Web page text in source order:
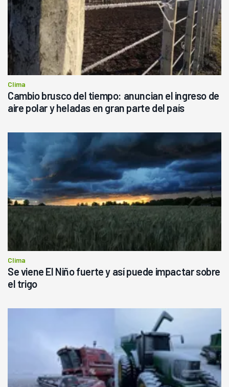
Clima
Cambio brusco del tiempo: anuncian el ingreso de
aire polar y heladas en gran parte del país
Clima
Se viene El Niño fuerte y así puede impactar sobre
el trigo